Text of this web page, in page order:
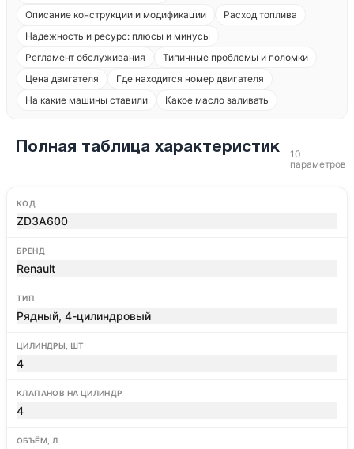
Описание конструкции и модификации
Расход топлива
Надежность и ресурс: плюсы и минусы
Регламент обслуживания
Типичные проблемы и поломки
Цена двигателя
Где находится номер двигателя
На какие машины ставили
Какое масло заливать
Полная таблица характеристик
10
параметров
КОД
ZD3A600
БРЕНД
Renault
ТИП
Рядный, 4-цилиндровый
ЦИЛИНДРЫ, ШТ
4
КЛАПАНОВ НА ЦИЛИНДР
4
ОБЪЁМ, Л